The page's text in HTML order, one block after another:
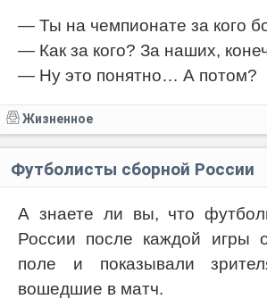
— Ты на чемпионате за кого
— Как за кого? За наших,
— Ну это понятно… А потом?
Жизненное
Футболисты сборной России
А знаете ли вы, что
России после каждой игры
поле и показывали
вошедшие в матч.